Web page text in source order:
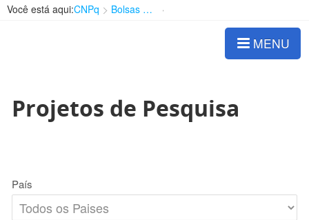
Você está aqui:CNPq Bolsas e Auxílios Vigentes
MENU
Projetos de Pesquisa
País